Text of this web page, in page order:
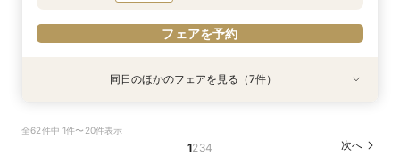
フェアを予約
衣装試着 特典あり
少人数Wフェア
衣装試着 特典あり
♪最大28万優待
のご相談も大歓迎
衣装試着 特典あり
学×見積り×試食
衣装試着 特典あり
無料試食付
衣装試着 特典あり
なしWが叶う
衣装試着 特典あり
試食×少人数婚
同日のほかのフェアを見る（7件）
全62件中 1件〜20件表示
1234 次へ